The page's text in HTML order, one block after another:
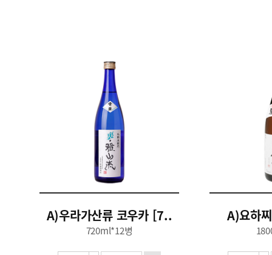
A)우라가산류 코우카 [7..
720ml*12병
A)요하